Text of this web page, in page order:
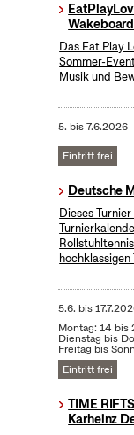
Das Eat Play
Sommer-
Musik und
5. bis7.6.2026
Eintritt frei
Deutsche
Dieses
5.6. bis
Montag: 14 bis
Dienstag bis
Freitag bis
Eintritt frei
TIME
Karheinz